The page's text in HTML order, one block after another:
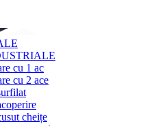
cu 1 ac
cu 2 ace
cheițe